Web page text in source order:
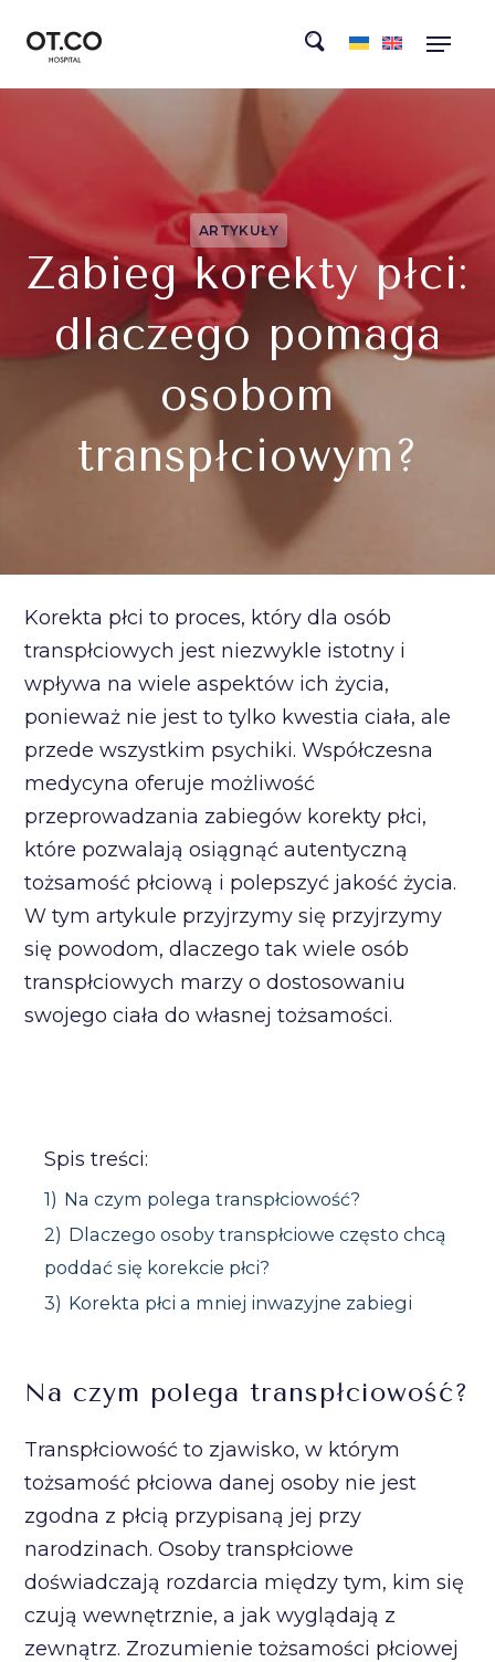
ARTYKUŁY
Zabieg korekty płci:
dlaczego pomaga
osobom
transpłciowym?
Korekta płci to proces, który dla osób
transpłciowych jest niezwykle istotny i
wpływa na wiele aspektów ich życia,
ponieważ nie jest to tylko kwestia ciała, ale
przede wszystkim psychiki. Współczesna
medycyna oferuje możliwość
przeprowadzania zabiegów korekty płci,
które pozwalają osiągnąć autentyczną
tożsamość płciową i polepszyć jakość życia.
W tym artykule przyjrzymy się przyjrzymy
się powodom, dlaczego tak wiele osób
transpłciowych marzy o dostosowaniu
swojego ciała do własnej tożsamości.
Spis treści:
1) Na czym polega transpłciowość?
2) Dlaczego osoby transpłciowe często chcą
poddać się korekcie płci?
3) Korekta płci a mniej inwazyjne zabiegi
Na czym polega transpłciowość?
Transpłciowość to zjawisko, w którym
tożsamość płciowa danej osoby nie jest
zgodna z płcią przypisaną jej przy
narodzinach. Osoby transpłciowe
doświadczają rozdarcia między tym, kim się
czują wewnętrznie, a jak wyglądają z
zewnątrz. Zrozumienie tożsamości płciowej